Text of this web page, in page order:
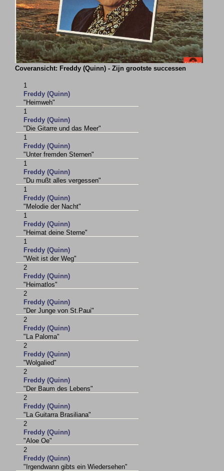
Coveransicht: Freddy (Quinn) - Zijn grootste successen
1
Freddy (Quinn)
"Heimweh"
1
Freddy (Quinn)
"Die Gitarre und das Meer"
1
Freddy (Quinn)
"Unter fremden Sternen"
1
Freddy (Quinn)
"Du mußt alles vergessen"
1
Freddy (Quinn)
"Melodie der Nacht"
1
Freddy (Quinn)
"Heimat deine Sterne"
1
Freddy (Quinn)
"Weit ist der Weg"
2
Freddy (Quinn)
"Heimatlos"
2
Freddy (Quinn)
"Der Junge von St.Paui"
2
Freddy (Quinn)
"La Paloma"
2
Freddy (Quinn)
"Wolgalied"
2
Freddy (Quinn)
"Der Baum des Lebens"
2
Freddy (Quinn)
"La Guitarra Brasiliana"
2
Freddy (Quinn)
"Aloe Oe"
2
Freddy (Quinn)
"Irgendwann gibts ein Wiedersehen"